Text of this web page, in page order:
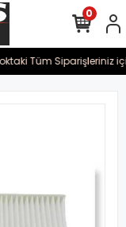
Tüm Siparişleriniz
0